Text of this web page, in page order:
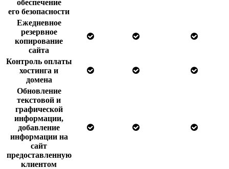
обеспечение
его безопасности
Ежедневное
резервное
копирование
сайта
Контроль оплаты
хостинга и
домена
Обновление
текстовой и
графической
информации,
добавление
информации на
сайт
предоставленную
клиентом